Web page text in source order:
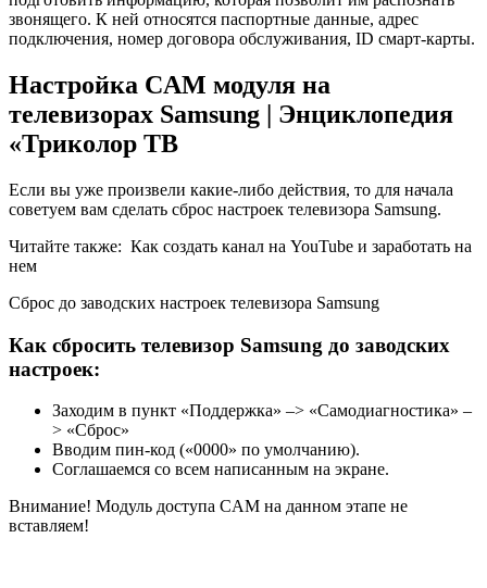
звонящего. К ней относятся паспортные данные, адрес
подключения, номер договора обслуживания, ID смарт-карты.
Настройка CAM модуля на
телевизорах Samsung | Энциклопедия
«Триколор ТВ
Если вы уже произвели какие-либо действия, то для начала
советуем вам сделать сброс настроек телевизора Samsung.
Читайте также: Как создать канал на YouTube и заработать на
нем
Сброс до заводских настроек телевизора Samsung
Как сбросить телевизор Samsung до заводских
настроек:
Заходим в пункт «Поддержка» –> «Самодиагностика» –
> «Сброс»
Вводим пин-код («0000» по умолчанию).
Соглашаемся со всем написанным на экране.
Внимание! Модуль доступа CAM на данном этапе не
вставляем!